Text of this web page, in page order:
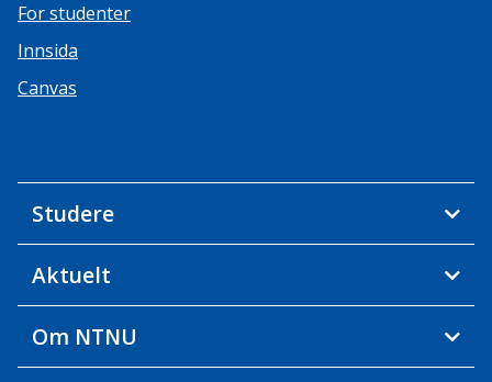
For studenter
Innsida
Canvas
Studere
Aktuelt
Om NTNU